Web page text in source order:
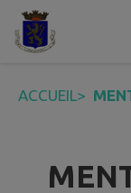
Contenu
ACCUEIL>